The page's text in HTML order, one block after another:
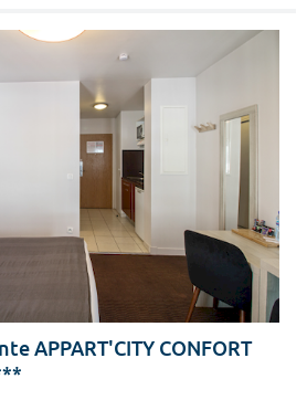
APPART'CITY CONFORT